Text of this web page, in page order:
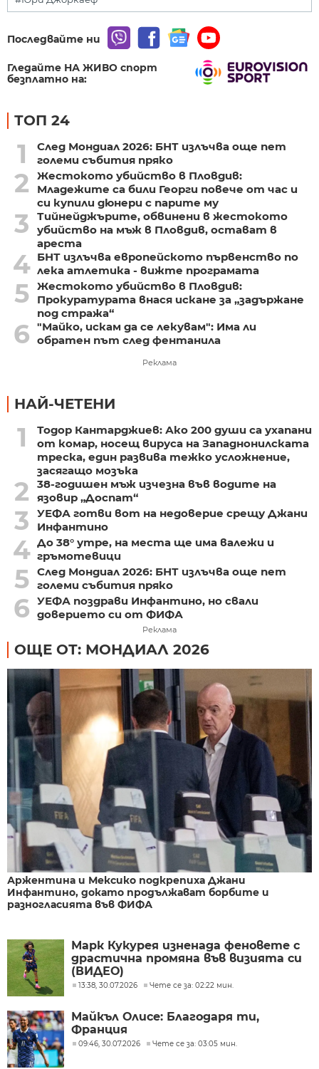
Последвайте ни
Гледайте НА ЖИВО спорт
безплатно на:
ТОП 24
1
След Мондиал 2026: БНТ излъчва още пет
големи събития пряко
2
Жестокото убийство в Пловдив:
Младежите са били Георги повече от час и
си купили дюнери с парите му
3
Тийнейджърите, обвинени в жестокото
убийство на мъж в Пловдив, остават в
ареста
4 БНТ излъчва европейското първенство по
лека атлетика - вижте програмата
5 Жестокото убийство в Пловдив:
Прокуратурата внася искане за „задържане
под стража“
6 "Майко, искам да се лекувам": Има ли
обратен път след фентанила
Реклама
НАЙ-ЧЕТЕНИ
1
Тодор Кантарджиев: Ако 200 души са ухапани
от комар, носещ вируса на Западнонилската
треска, един развива тежко усложнение,
засягащо мозъка
2
38-годишен мъж изчезна във водите на
язовир „Доспат“
3
УЕФА готви вот на недоверие срещу Джани
Инфантино
4 До 38° утре, на места ще има валежи и
гръмотевици
5 След Мондиал 2026: БНТ излъчва още пет
големи събития пряко
6 УЕФА поздрави Инфантино, но свали
доверието си от ФИФА
Реклама
ОЩЕ ОТ: МОНДИАЛ 2026
Аржентина и Мексико подкрепиха Джани
Инфантино, докато продължават борбите и
разногласията във ФИФА
Марк Кукурея изненада феновете с
драстична промяна във визията си
(ВИДЕО)
13:38, 30.07.2026 Чете се за: 02:22 мин.
Майкъл Олисе: Благодаря ти,
Франция
09:46, 30.07.2026 Чете се за: 03:05 мин.